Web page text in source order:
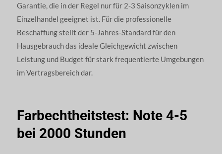
Garantie, die in der Regel nur für 2-3 Saisonzyklen im
Einzelhandel geeignet ist. Für die professionelle
Beschaffung stellt der 5-Jahres-Standard für den
Hausgebrauch das ideale Gleichgewicht zwischen
Leistung und Budget für stark frequentierte Umgebungen
im Vertragsbereich dar.
Farbechtheitstest: Note 4-5
bei 2000 Stunden